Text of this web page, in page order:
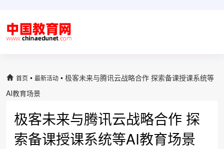
首页 • 最新活动 • 极客未来与腾讯云战略合作 探索备课授课系统等
AI教育场景
极客未来与腾讯云战略合作 探
索备课授课系统等AI教育场景